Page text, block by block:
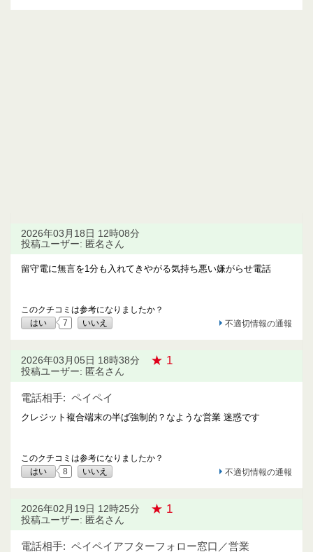
2026年03月18日 12時08分
投稿ユーザー: 匿名さん
留守電に無言を1分も入れてきやがる気持ち悪い嫌がらせ電話
このクチコミは参考になりましたか？
はい
7 いいえ 不適切情報の通報
2026年03月05日 18時38分 ★ 1
投稿ユーザー: 匿名さん
電話相手: ペイペイ
クレジット複合端末の半ば強制的？なような営業 迷惑です
このクチコミは参考になりましたか？
はい
8 いいえ 不適切情報の通報
2026年02月19日 12時25分 ★ 1
投稿ユーザー: 匿名さん
電話相手: ペイペイアフターフォロー窓口／営業